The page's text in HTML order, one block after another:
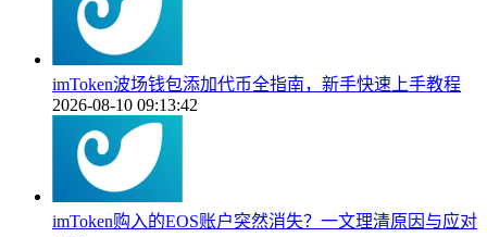
imToken波场钱包添加代币全指南，新手快速上手教程
2026-08-10 09:13:42
imToken购入的EOS账户突然消失？一文理清原因与应对